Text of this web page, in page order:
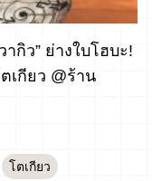
กิว” ย่างใบโฮบะ!
เกียว @ร้าน
โตเกียว